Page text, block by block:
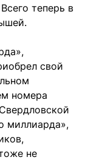
теперь в
свой
номера
миллиарда»,
не